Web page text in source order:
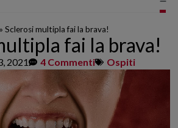
» Sclerosi multipla fai la brava!
fai la brava!
2021 4 Commenti Ospiti